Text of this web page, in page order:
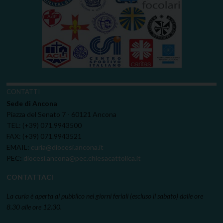
CONTATTI
Sede di Ancona
Piazza del Senato 7 - 60121 Ancona
TEL: (+39) 071.9943500
FAX: (+39) 071.9943521
EMAIL: curia@diocesi.ancona.it
PEC: diocesi.ancona@pec.chiesacattolica.it
CONTATTACI
La curia è aperta al pubblico nei giorni feriali (escluso il sabato) dalle ore
8.30 alle ore 12.30.